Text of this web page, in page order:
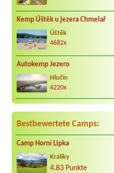
Kemp Úštěk u jezera Chmelař
Úštěk
4682x
Autokemp Jezero
Hlučín
4220x
Bestbewertete Camps:
Camp Horní Lipka
Králíky
4.83 Punkte